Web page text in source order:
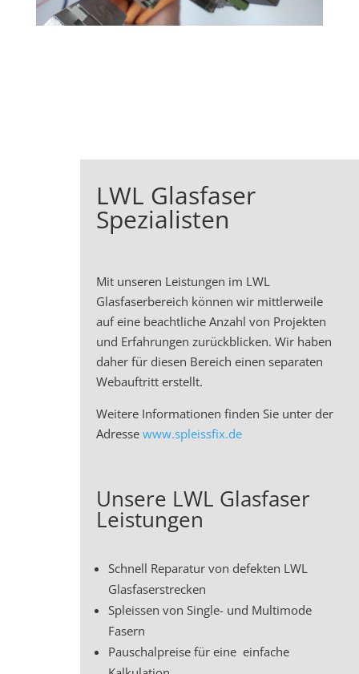
LWL Glasfaser
Spezialisten
Mit unseren Leistungen im LWL
Glasfaserbereich können wir mittlerweile
auf eine beachtliche Anzahl von Projekten
und Erfahrungen zurückblicken. Wir haben
daher für diesen Bereich einen separaten
Webauftritt erstellt.
Weitere Informationen finden Sie unter der
Adresse www.spleissfix.de
Unsere LWL Glasfaser
Leistungen
Schnell Reparatur von defekten LWL
Glasfaserstrecken
Spleissen von Single- und Multimode
Fasern
Pauschalpreise für eine einfache